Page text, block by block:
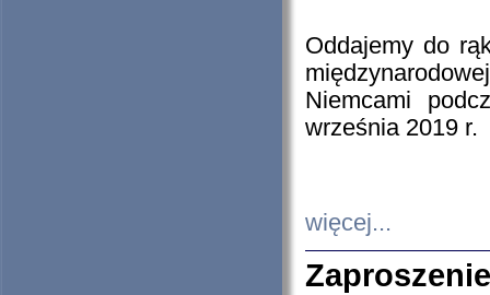
Oddajemy do
Niemcami
września 2019 r.
więcej...